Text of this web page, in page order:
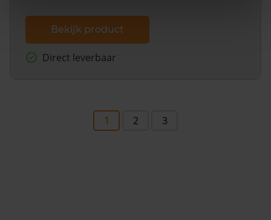
Bekijk product
Direct leverbaar
1 2 3